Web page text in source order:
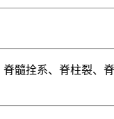
髓拴系、脊柱裂